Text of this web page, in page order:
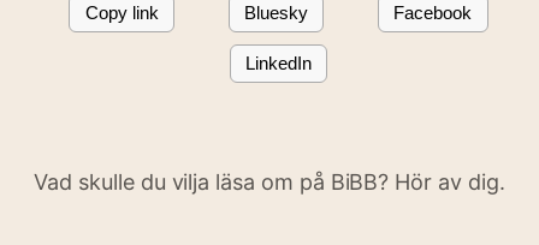
Copy link Bluesky Facebook
LinkedIn
Vad skulle du vilja läsa om på BiBB? Hör av dig.